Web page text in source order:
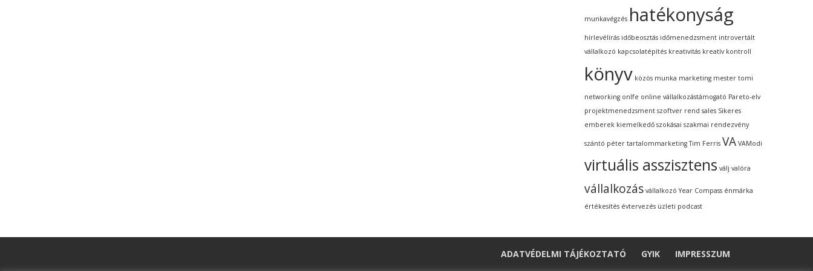
munkavégzés hatékonyság
hírlevélírás időbeosztás időmenedzsment introvertált
vállalkozó kapcsolatépítés kreativitás kreatív kontroll
könyv közös munka marketing mester tomi
networking onlfe online vállalkozástámogató Pareto-elv
projektmenedzsment szoftver rend sales Sikeres
emberek kiemelkedő szokásai szakmai rendezvény
szántó péter tartalommarketing Tim Ferris VA VAModi
virtuális asszisztens válj valóra
vállalkozás vállalkozó Year Compass énmárka
értékesítés évtervezés üzleti podcast
ADATVÉDELMI TÁJÉKOZTATÓ GYIK IMPRESSZUM